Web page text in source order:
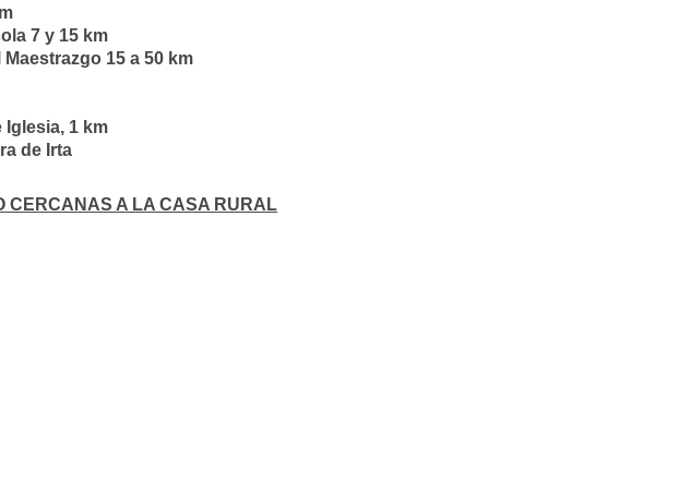
7 y 15 km
15 a 50 km
Iglesia, 1 km
de Irta
CERCANAS A LA CASA RURAL